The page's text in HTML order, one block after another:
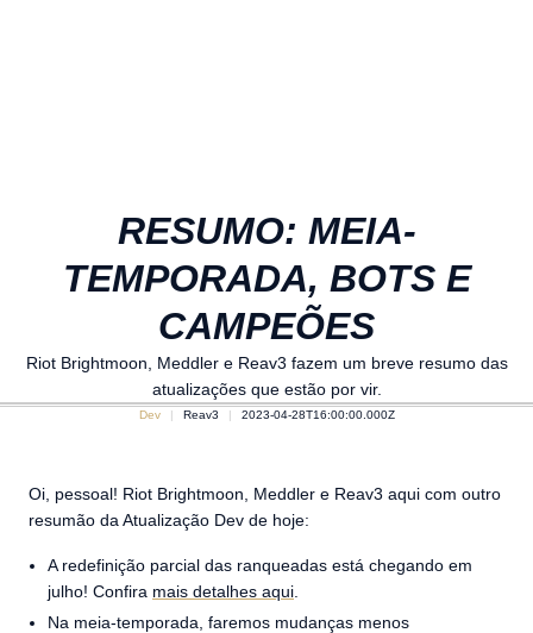
RESUMO: MEIA-
TEMPORADA, BOTS E
CAMPEÕES
Riot Brightmoon, Meddler e Reav3 fazem um breve resumo das
atualizações que estão por vir.
Dev Reav3 2023-04-28T16:00:00.000Z
Oi, pessoal! Riot Brightmoon, Meddler e Reav3 aqui com outro
resumão da Atualização Dev de hoje:
A redefinição parcial das ranqueadas está chegando em
julho! Confira mais detalhes aqui
Na meia-temporada, faremos mudanças menos